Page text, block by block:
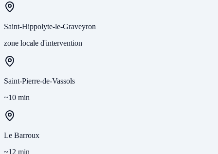
Saint-Hippolyte-le-Graveyron
zone locale d'intervention
Saint-Pierre-de-Vassols
~10 min
Le Barroux
~12 min